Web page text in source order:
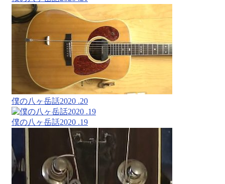
僕の八ヶ岳話2020 .20
僕の八ヶ岳話2020 .19